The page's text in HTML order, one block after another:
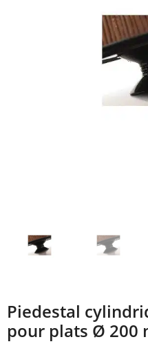
Piedestal
pour plats Ø 200